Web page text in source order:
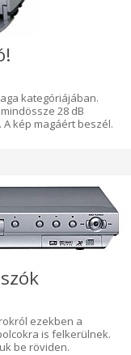
kategóriájában.
28 dB
kép magáért beszél.
ezekben a
is felkerülnek.
be röviden.